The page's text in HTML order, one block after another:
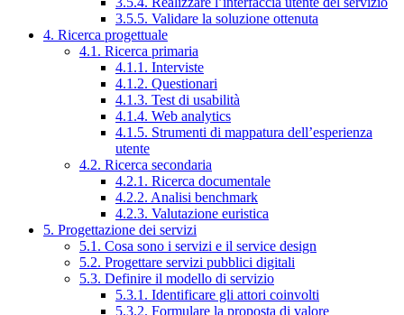
3.5.5. Validare la soluzione ottenuta
4. Ricerca progettuale
4.1. Ricerca primaria
4.1.1. Interviste
4.1.2. Questionari
4.1.3. Test di usabilità
4.1.4. Web analytics
4.1.5. Strumenti di mappatura dell’esperienza
utente
4.2. Ricerca secondaria
4.2.1. Ricerca documentale
4.2.2. Analisi benchmark
4.2.3. Valutazione euristica
5. Progettazione dei servizi
5.1. Cosa sono i servizi e il service design
5.2. Progettare servizi pubblici digitali
5.3. Definire il modello di servizio
5.3.1. Identificare gli attori coinvolti
5.3.2. Formulare la proposta di valore